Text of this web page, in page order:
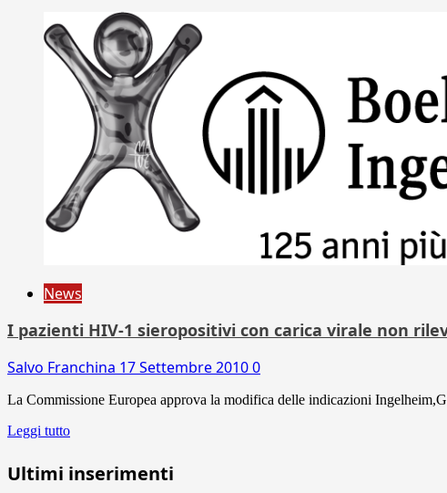
News
I pazienti HIV-1 sieropositivi con carica virale non
Salvo Franchina 17 Settembre 20100
La Commissione Europea approva la modifica delle indicazioni
Leggi tutto
Ultimi inserimenti